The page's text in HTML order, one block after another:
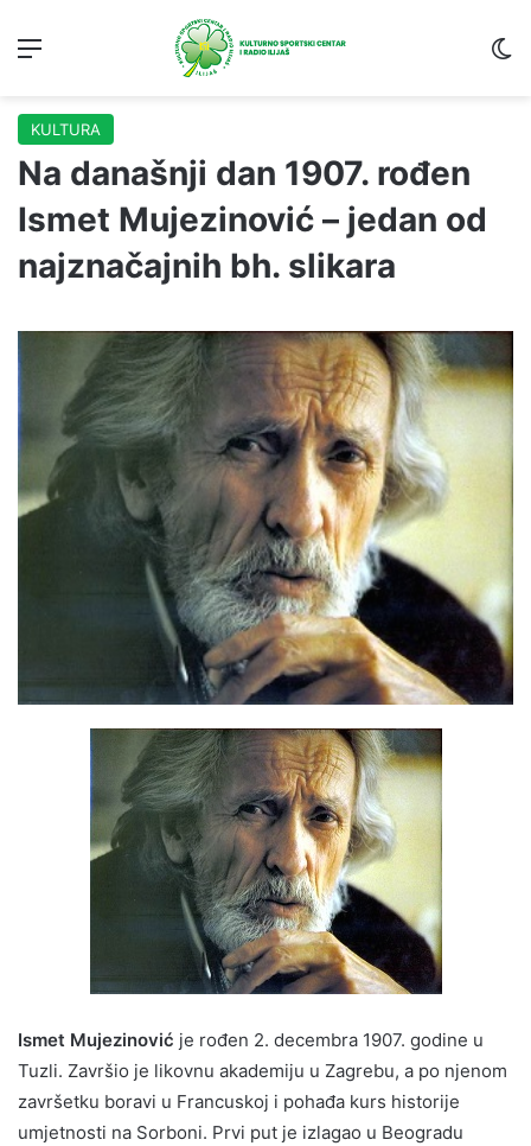
KULTURA
Na današnji dan 1907. rođen
Ismet Mujezinović – jedan od
najznačajnih bh. slikara
Ismet Mujezinović je rođen 2. decembra 1907. godine u
Tuzli. Završio je likovnu akademiju u Zagrebu, a po njenom
završetku boravi u Francuskoj i pohađa kurs historije
umjetnosti na Sorboni. Prvi put je izlagao u Beogradu